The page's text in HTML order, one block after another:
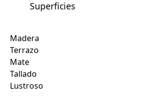
Superficies
Madera
Terrazo
Mate
Tallado
Lustroso